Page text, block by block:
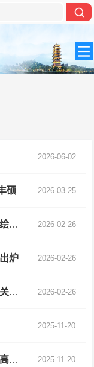
2026-06-02
硕 2026-03-25
汉阴县人大：紧锣密鼓筹备“两会” 聚力绘就发展蓝图 2026-02-26
炉 2026-02-26
汉阴县人大：新年保密教育先行 筑牢机关安全防线 2026-02-26
2025-11-20
汉阴县人大：精细化公车保障 赋能履职高效运转 2025-11-20